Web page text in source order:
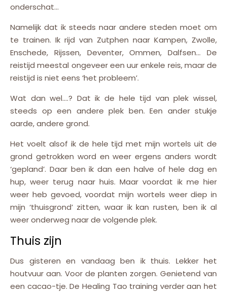
onderschat…
Namelijk dat ik steeds naar andere steden moet om
te trainen. Ik rijd van Zutphen naar Kampen, Zwolle,
Enschede, Rijssen, Deventer, Ommen, Dalfsen… De
reistijd meestal ongeveer een uur enkele reis, maar de
reistijd is niet eens ‘het probleem’.
Wat dan wel….? Dat ik de hele tijd van plek wissel,
steeds op een andere plek ben. Een ander stukje
aarde, andere grond.
Het voelt alsof ik de hele tijd met mijn wortels uit de
grond getrokken word en weer ergens anders wordt
‘gepland’. Daar ben ik dan een halve of hele dag en
hup, weer terug naar huis. Maar voordat ik me hier
weer heb gevoed, voordat mijn wortels weer diep in
mijn ‘thuisgrond’ zitten, waar ik kan rusten, ben ik al
weer onderweg naar de volgende plek.
Thuis zijn
Dus gisteren en vandaag ben ik thuis. Lekker het
houtvuur aan. Voor de planten zorgen. Genietend van
een cacao-tje. De Healing Tao training verder aan het